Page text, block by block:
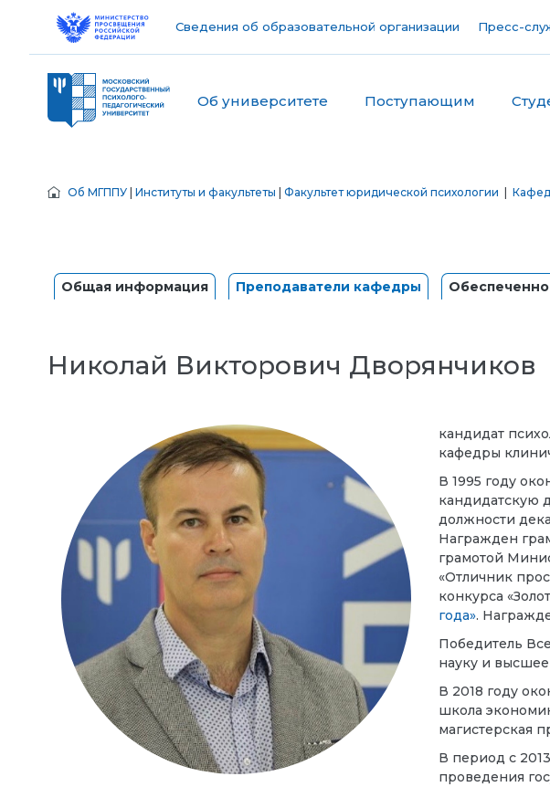
Сведения об образовательной организации Пресс-
Об университете Поступающим
Об МГППУ Институты и факультеты Факультет юридической психологии
Общая информация Преподаватели кафедры
Николай Викторович Дворянчиков
кандидат
кафедры
В 1995 году
кандидатскую
должности
Награжден
грамотой
«Отличник
конкурса
года».
Победитель
науку и
В 2018 году
школа
магистерская
В период с
проведения